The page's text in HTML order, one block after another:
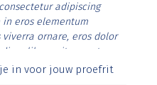
adipiscing
in eros elementum
ornare, eros dolor
libero vitae erat.
cursus id rutrum lorem
in voor jouw proefrit